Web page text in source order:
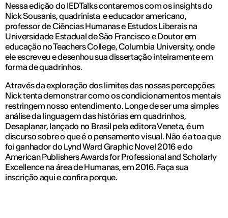
Nessa edição do IEDTalks contaremos com os insights do
Nick Sousanis, quadrinista e educador americano,
professor de Ciências Humanas e Estudos Liberais na
Universidade Estadual de São Francisco e Doutor em
educação no Teachers College, Columbia University, onde
ele escreveu e desenhou sua dissertação inteiramente em
forma de quadrinhos.
A través da exploração dos limites das nossas percepções
Nick tenta demonstrar como os condicionamentos mentais
restringem nosso entendimento. Longe de ser uma simples
análise da linguagem das histórias em quadrinhos,
Desaplanar, lançado no Brasil pela editora Veneta, é um
discurso sobre o que é o pensamento visual. Não é a toa que
foi ganhador do Lynd Ward Graphic Novel 2016 e do
American Publishers Awards for Professional and Scholarly
Excellence na área de Humanas, em 2016. Faça sua
inscrição aquie confira porque.